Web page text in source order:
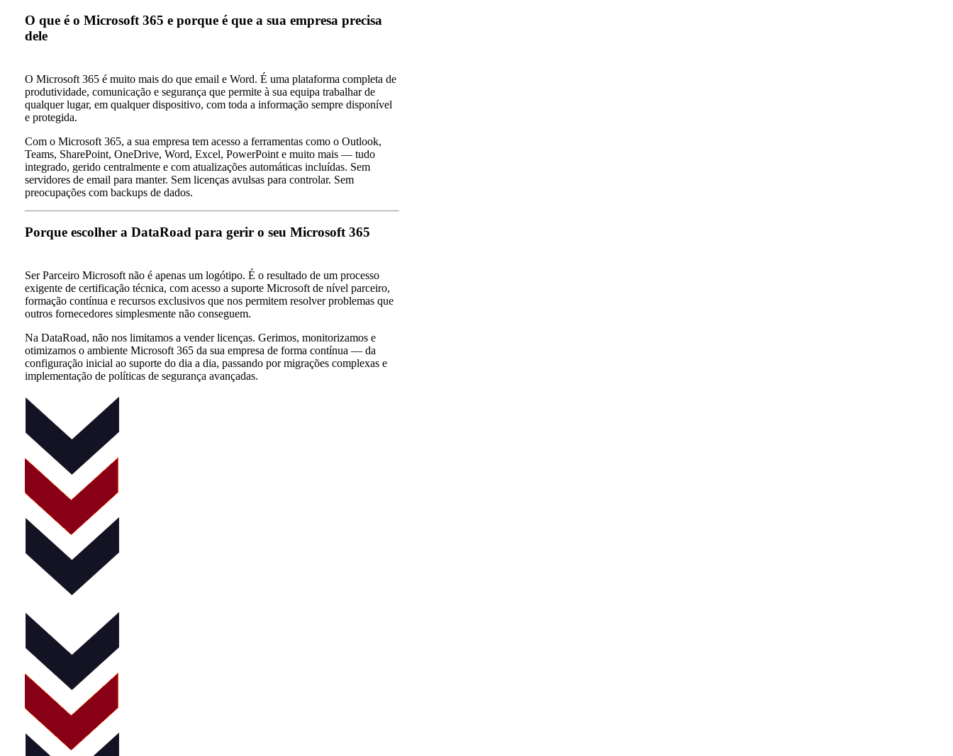
O que é o Microsoft 365 e porque é que a sua empresa precisa
dele
O Microsoft 365 é muito mais do que email e Word. É uma plataforma completa de
produtividade, comunicação e segurança que permite à sua equipa trabalhar de
qualquer lugar, em qualquer dispositivo, com toda a informação sempre disponível
e protegida.
Com o Microsoft 365, a sua empresa tem acesso a ferramentas como o Outlook,
Teams, SharePoint, OneDrive, Word, Excel, PowerPoint e muito mais — tudo
integrado, gerido centralmente e com atualizações automáticas incluídas. Sem
servidores de email para manter. Sem licenças avulsas para controlar. Sem
preocupações com backups de dados.
Porque escolher a DataRoad para gerir o seu Microsoft 365
Ser Parceiro Microsoft não é apenas um logótipo. É o resultado de um processo
exigente de certificação técnica, com acesso a suporte Microsoft de nível parceiro,
formação contínua e recursos exclusivos que nos permitem resolver problemas que
outros fornecedores simplesmente não conseguem.
Na DataRoad, não nos limitamos a vender licenças. Gerimos, monitorizamos e
otimizamos o ambiente Microsoft 365 da sua empresa de forma contínua — da
configuração inicial ao suporte do dia a dia, passando por migrações complexas e
implementação de políticas de segurança avançadas.